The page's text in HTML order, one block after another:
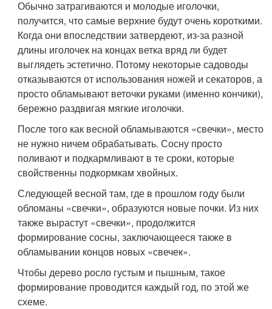
Обычно затрагиваются и молодые иголочки,
получится, что самые верхние будут очень короткими.
Когда они впоследствии затвердеют, из-за разной
длины иголочек на концах ветка вряд ли будет
выглядеть эстетично. Потому некоторые садоводы
отказываются от использования ножей и секаторов, а
просто обламывают веточки руками (именно кончики),
бережно раздвигая мягкие иголочки.
После того как весной обламываются «свечки», место
не нужно ничем обрабатывать. Сосну просто
поливают и подкармливают в те сроки, которые
свойственны подкормкам хвойных.
Следующей весной там, где в прошлом году были
обломаны «свечки», образуются новые почки. Из них
также вырастут «свечки», продолжится
формирование сосны, заключающееся также в
обламывании концов новых «свечек».
Чтобы дерево росло густым и пышным, такое
формирование проводится каждый год, по этой же
схеме.